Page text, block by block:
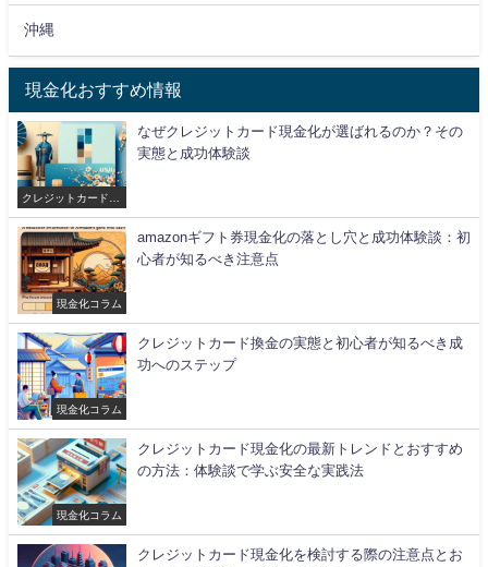
沖縄
現金化おすすめ情報
クレジットカード現
なぜクレジットカード現金化が選ばれるのか？その
実態と成功体験談
現金化コラム
amazonギフト券現金化の落とし穴と成功体験談：初
心者が知るべき注意点
現金化コラム
クレジットカード換金の実態と初心者が知るべき成
功へのステップ
現金化コラム
クレジットカード現金化の最新トレンドとおすすめ
の方法：体験談で学ぶ安全な実践法
クレジットカード現金化を検討する際の注意点とお